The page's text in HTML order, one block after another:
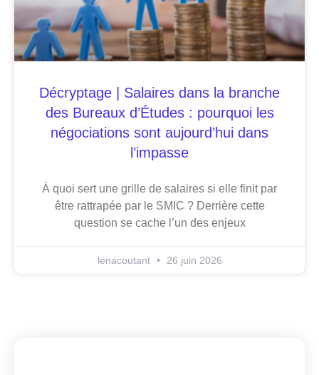
Décryptage | Salaires dans la branche
des Bureaux d’Études : pourquoi les
négociations sont aujourd’hui dans
l’impasse
À quoi sert une grille de salaires si elle finit par
être rattrapée par le SMIC ? Derrière cette
question se cache l’un des enjeux
lenacoutant 26 juin 2026